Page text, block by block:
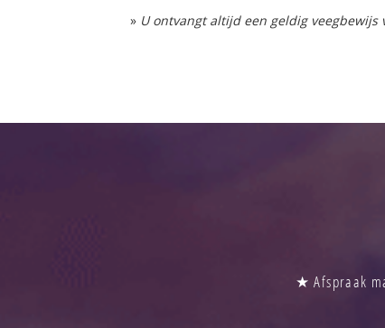
» U ontvangt altijd een geldig
★ Afspraak